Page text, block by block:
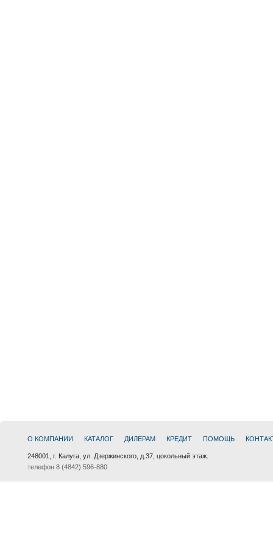
О КОМПАНИИ КАТАЛОГ ДИЛЕРАМ КРЕДИТ ПОМОЩЬ
248001, г. Калуга, ул. Дзержинского, д.37, цокольный этаж.
телефон 8 (4842) 596-880